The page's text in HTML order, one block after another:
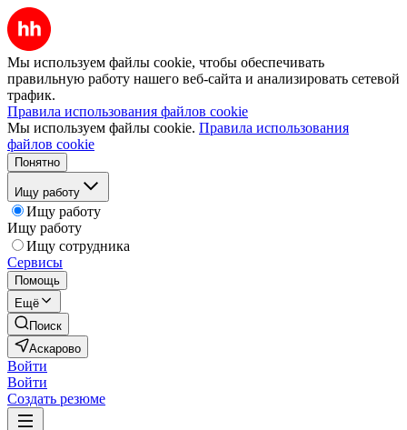
Мы используем файлы cookie, чтобы обеспечивать
правильную работу нашего веб-сайта и анализировать сетевой
трафик.
Правила использования файлов cookie
Мы используем файлы cookie. Правила использования
файлов cookie
Понятно
Ищу работу
Ищу работу
Ищу работу
Ищу сотрудника
Сервисы
Помощь
Ещё
Поиск
Аскарово
Войти
Войти
Создать резюме